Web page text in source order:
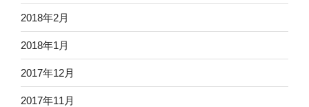
2018年2月
2018年1月
2017年12月
2017年11月